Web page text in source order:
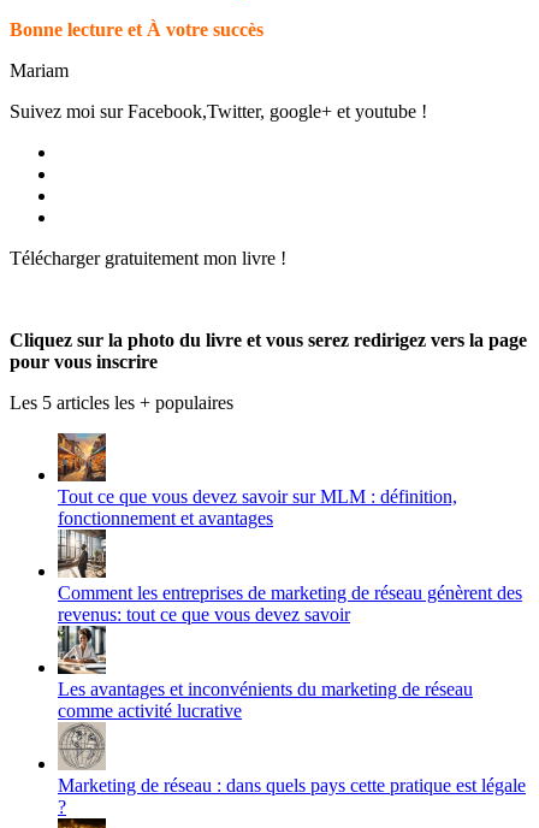
Bonne lecture et À votre succès
Mariam
Suivez moi sur Facebook,Twitter, google+ et youtube !
sur
porodumlm
de
profil
Google+
Télécharger gratuitement mon livre !
Cliquez sur la photo du livre et vous serez redirigez vers la page
pour vous inscrire
Les 5 articles les + populaires
Tout ce que vous devez savoir sur MLM : définition,
fonctionnement et avantages
Comment les entreprises de marketing de réseau génèrent des
revenus: tout ce que vous devez savoir
Les avantages et inconvénients du marketing de réseau
comme activité lucrative
Marketing de réseau : dans quels pays cette pratique est légale
?